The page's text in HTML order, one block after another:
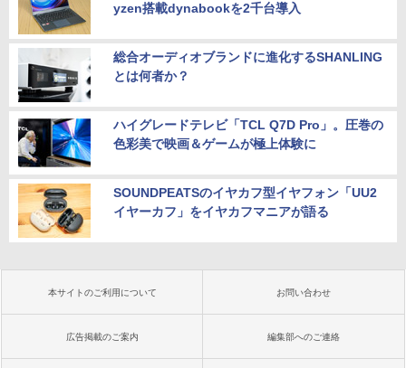
yzen搭載dynabookを2千台導入
総合オーディオブランドに進化するSHANLING
とは何者か？
ハイグレードテレビ「TCL Q7D Pro」。圧巻の
色彩美で映画＆ゲームが極上体験に
SOUNDPEATSのイヤカフ型イヤフォン「UU2
イヤーカフ」をイヤカフマニアが語る
本サイトのご利用について お問い合わせ
広告掲載のご案内 編集部へのご連絡